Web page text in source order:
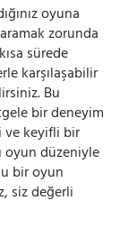
oyuna
zorunda
sürede
karşılaşabilir
Bu
bir deneyim
ve keyifli bir
oyun düzeniyle
bir oyun
siz değerli